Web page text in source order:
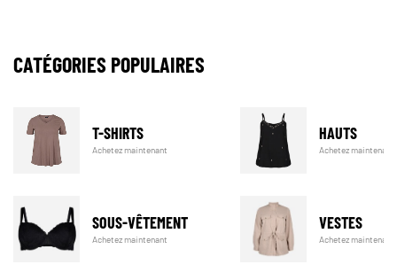
CATÉGORIES POPULAIRES
T-SHIRTS
Achetez maintenant
HAUTS
Achetez maintenant
SOUS-VÊTEMENT
Achetez maintenant
VESTES
Achetez maintenant